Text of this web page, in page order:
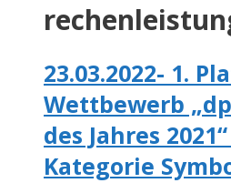
23.03.2022- 1.
Wettbewerb
des Jahres
Kategorie